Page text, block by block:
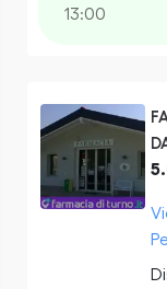
13:00